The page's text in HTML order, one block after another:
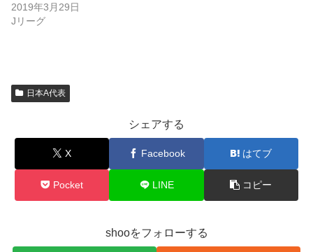
2019年3月29日
Jリーグ
日本A代表
シェアする
X Facebook はてブ
Pocket LINE コピー
shooをフォローする